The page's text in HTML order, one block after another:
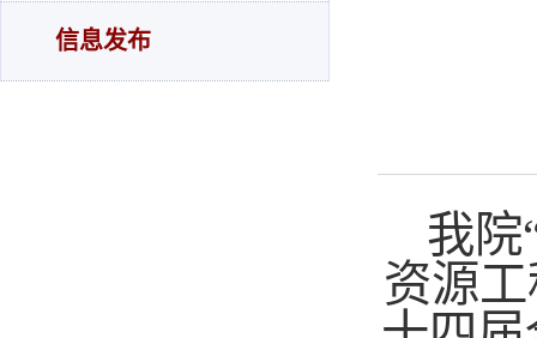
信息发布
我院
资源